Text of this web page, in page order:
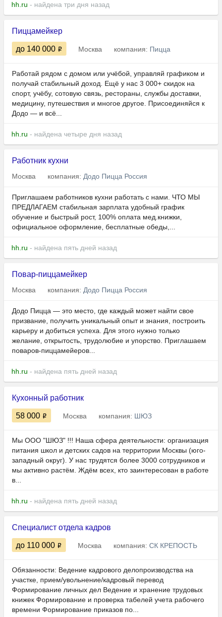
hh.ru - найдена три дня назад
Пиццамейкер
до 140 000 Москва компания: Пицца
Работай рядом с домом или учёбой, управляй графиком и
получай стабильный доход. Ещё у нас 3 000+ скидок на
спорт, учёбу, сотовую связь, рестораны, службы доставки,
медицину, путешествия и многое другое. Присоединяйся к
Додо — и всё...
hh.ru - найдена четыре дня назад
Работник кухни
Москва компания: Додо Пицца Россия
Приглашаем работников кухни работать с нами. ЧТО МЫ
ПРЕДЛАГАЕМ стабильная зарплата удобный график
обучение и быстрый рост, 100% оплата мед.книжки,
официальное оформление, бесплатные обеды,...
hh.ru - найдена пять дней назад
Повар-пиццамейкер
Москва компания: Додо Пицца Россия
Додо Пицца — это место, где каждый может найти свое
призвание, получить уникальный опыт и знания, построить
карьеру и добиться успеха. Для этого нужно только
желание, открытость, трудолюбие и упорство. Приглашаем
поваров-пиццамейеров...
hh.ru - найдена пять дней назад
Кухонный работник
58 000 Москва компания: ШЮЗ
Мы ООО "ШЮЗ" !!! Наша сфера деятельности: организация
питания школ и детских садов на территории Москвы (юго-
западный округ). У нас трудятся более 3000 сотрудников и
мы активно растём. Ждём всех, кто заинтересован в работе
в...
hh.ru - найдена пять дней назад
Специалист отдела кадров
до 110 000 Москва компания: СК КРЕПОСТЬ
Обязанности: Ведение кадрового делопроизводства на
участке, прием/увольнение/кадровый перевод
Формирование личных дел Ведение и хранение трудовых
книжек Формирование и проверка табелей учета рабочего
времени Формирование приказов по...